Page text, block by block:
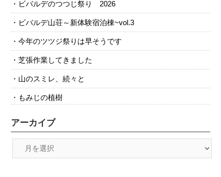
ビバルデのつつじ祭り 2026
ビバルデ山荘～新体験宿泊棟~vol.3
今年のツツジ祭りは早そうです
芝張作業してきました
山のスミレ、続々と
もみじの植樹
アーカイブ